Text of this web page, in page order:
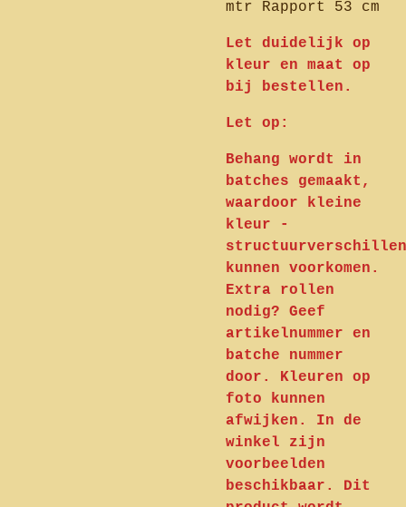
mtr Rapport 53 cm
Let duidelijk op
kleur en maat op
bij bestellen.
Let op:
Behang wordt in
batches gemaakt,
waardoor kleine
kleur -
structuurverschillen
kunnen voorkomen.
Extra rollen
nodig? Geef
artikelnummer en
batche nummer
door. Kleuren op
foto kunnen
afwijken. In de
winkel zijn
voorbeelden
beschikbaar. Dit